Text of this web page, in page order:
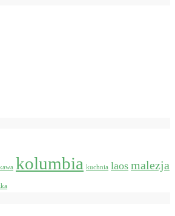
kolumbia kuchnia laos malezja